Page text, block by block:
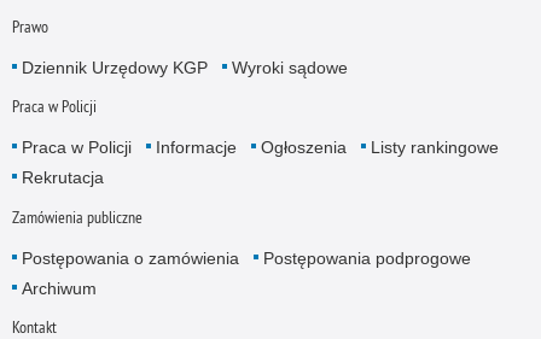
Prawo
Dziennik Urzędowy KGP Wyroki sądowe
Praca w Policji
Praca w Policji Informacje Ogłoszenia
Listy rankingowe
Rekrutacja
Zamówienia publiczne
Postępowania o zamówienia
Postępowania podprogowe
Archiwum
Kontakt